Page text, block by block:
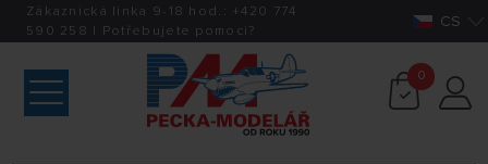
Zákaznická linka 9-18 hod.: +420 774
590 258 | Potřebujete pomoci? CS
0